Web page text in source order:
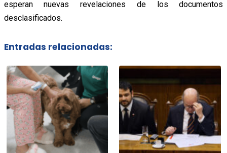
esperan nuevas revelaciones de los documentos
desclasificados.
Entradas relacionadas: